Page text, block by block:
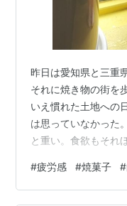
昨日は愛知県と三重
それに焼き物の街を
いえ慣れた土地への
は思っていなかった
と重い。食欲もそれ
と大変だった。こん
がら車を運転し、人
#疲労感 #焼菓子 #